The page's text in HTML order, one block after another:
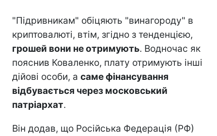
"Підривникам" обіцяють "винагороду" в
криптовалюті, втім, згідно з тенденцією,
грошей вони не отримують. Водночас як
пояснив Коваленко, плату отримують інші
дійові особи, а саме фінансування
відбувається через московський
патріархат.
Він додав, що Російська Федерація (РФ)